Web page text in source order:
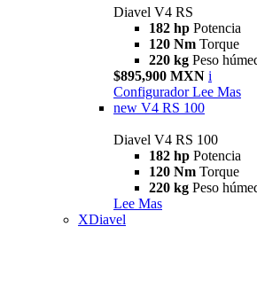
Diavel V4 RS
182 hp Potencia
120 Nm Torque
220 kg Peso
$895,900 MXN i
Configurador Lee Mas
new V4 RS 100
Diavel V4 RS 100
182 hp Potencia
120 Nm Torque
220 kg Peso
Lee Mas
XDiavel